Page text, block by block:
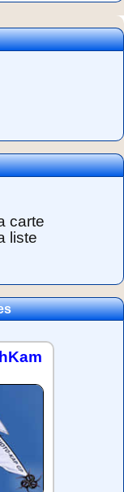
carte
liste